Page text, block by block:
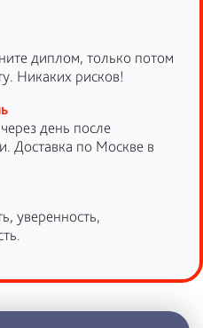
диплом, только потом
Никаких рисков!
день после
Доставка по Москве в
уверенность,